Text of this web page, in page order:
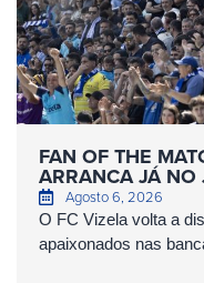
FAN OF THE
ARRANCA JÁ
Agosto 6, 2026
O FC Vizela volta a
apaixonados nas